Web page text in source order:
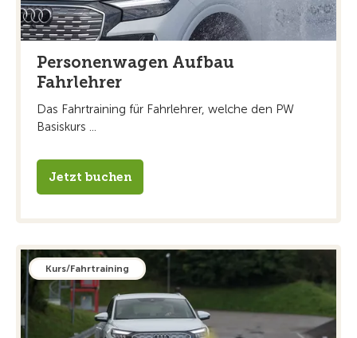
Personenwagen Aufbau
Fahrlehrer
Das Fahrtraining für Fahrlehrer, welche den PW
Basiskurs ...
Jetzt buchen
Kurs/Fahrtraining